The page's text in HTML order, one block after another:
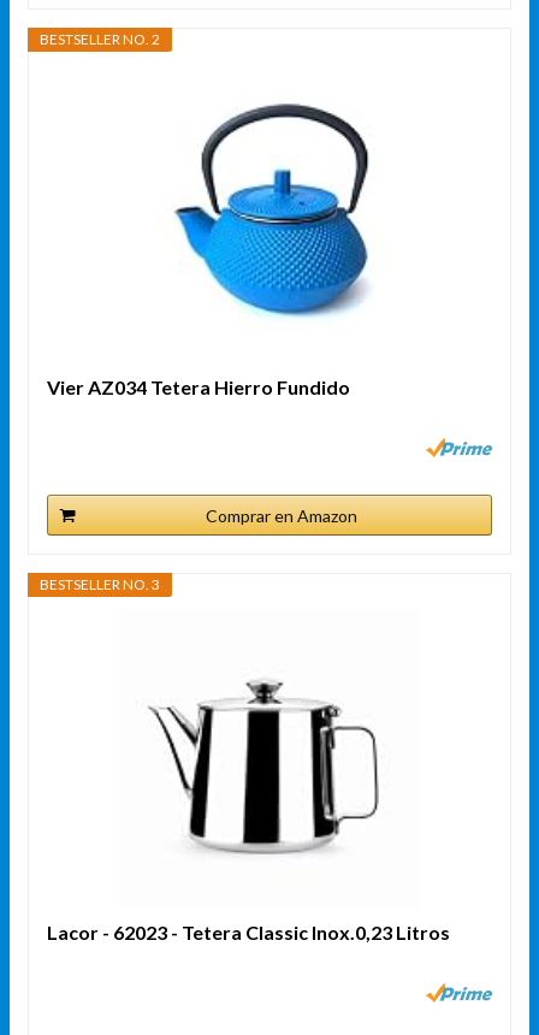
BESTSELLER NO. 2
Vier AZ034 Tetera Hierro Fundido
Comprar en Amazon
BESTSELLER NO. 3
Lacor - 62023 - Tetera Classic Inox.0,23 Litros